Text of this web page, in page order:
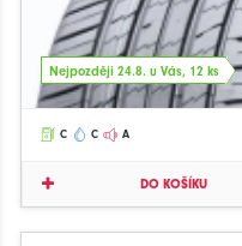
Nejpozději 24.8. u Vás, 12 ks
C C A
DO KOŠÍKU